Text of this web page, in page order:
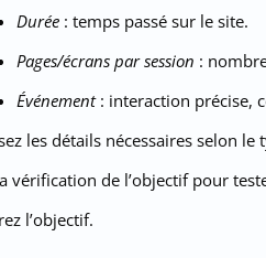
Durée: temps passé sur le site.
Pages/écrans par session :
Événement: interaction précise,
les détails nécessaires selon
vérification de l’objectif pour
l’objectif.